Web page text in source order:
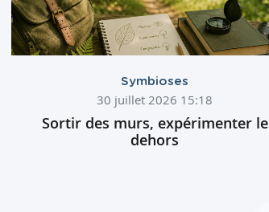
Symbioses
30 juillet 2026 15:18
Sortir des murs, expérimenter le
dehors